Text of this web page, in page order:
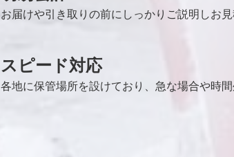
お届けや引き取りの前にしっかりご説明しお見
スピード対応
各地に保管場所を設けており、急な場合や時間